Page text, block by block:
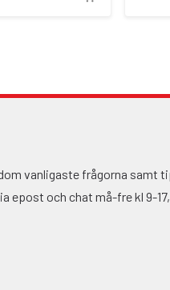
vanligaste frågorna samt
epost och chat må-fre kl 9-